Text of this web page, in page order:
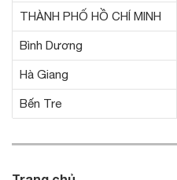
THÀNH PHỐ HỒ CHÍ MINH
Bình Dương
Hà Giang
Bến Tre